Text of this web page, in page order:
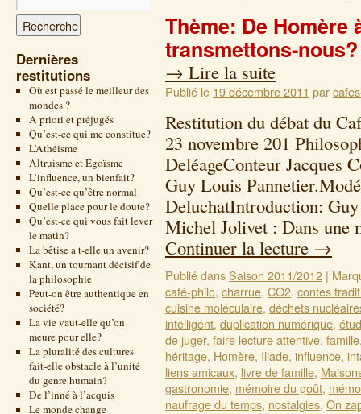
Dernières
restitutions
Où est passé le meilleur des
mondes ?
A priori et préjugés
Qu’est-ce qui me constitue?
L’Athéisme
Altruisme et Egoïsme
L’influence, un bienfait?
Qu’est-ce qu’être normal
Quelle place pour le doute?
Qu’est-ce qui vous fait lever
le matin?
La bêtise a t-elle un avenir?
Kant, un tournant décisif de
la philosophie
Peut-on être authentique en
société?
La vie vaut-elle qu’on
meure pour elle?
La pluralité des cultures
fait-elle obstacle à l’unité
du genre humain?
De l’inné à l’acquis
Le monde change
Thème: De Homère
transmettons-nous?
→ Lire la suite
Publié le 19 décembre 2011 par
Restitution du débat du
23 novembre 201
DeléageConteur Jacques
Guy Louis
DeluchatIntroduction:
Michel Jolivet : Dans une
Continuer la lecture →
Publié dansSaison 2011/2012 |
café-philo, charrue, CO2, contes
cuisine moléculaire, déchets
intelligent, duplication numérique,
de juger, faire lecture attentive, famille
héritage, Homère, Iliade, influence,
liens amicaux, livre de famille,
gastronomie, mémoire du goût,
naufrage du temps, nostalgies, On